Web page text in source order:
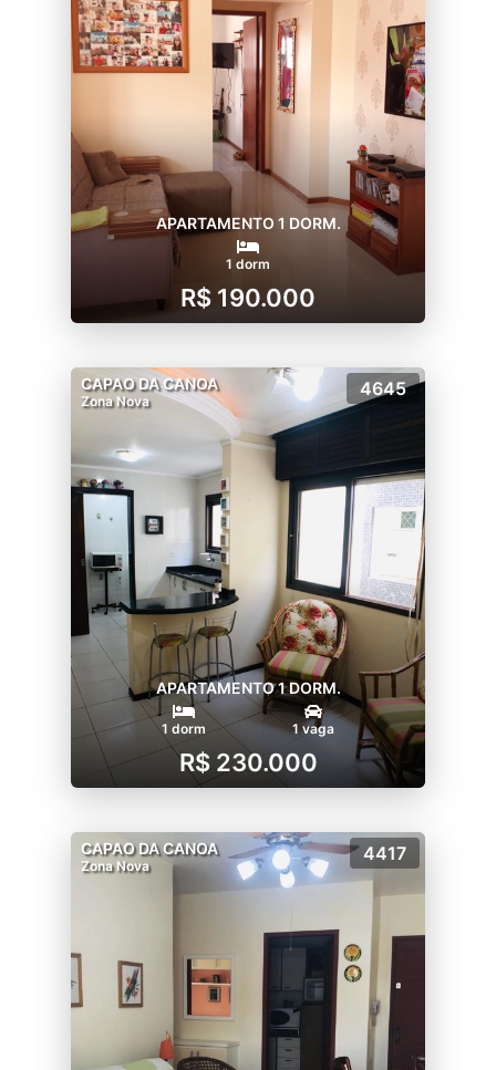
APARTAMENTO 1 DORM.
1 dorm
R$ 190.000
CAPAO DA CANOA
Zona Nova
4645
APARTAMENTO 1 DORM.
1 dorm 1 vaga
R$ 230.000
CAPAO DA CANOA
Zona Nova
4417